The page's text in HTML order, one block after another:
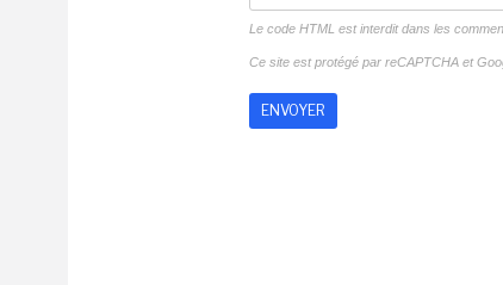
Le code HTML est interdit dans les
Ce site est protégé par reCAPTCHA et